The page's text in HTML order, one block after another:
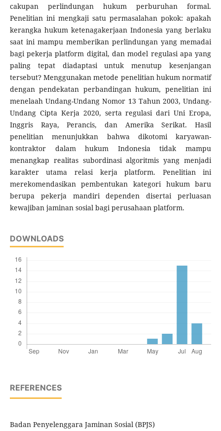
cakupan perlindungan hukum perburuhan formal.
Penelitian ini mengkaji satu permasalahan pokok: apakah
kerangka hukum ketenagakerjaan Indonesia yang berlaku
saat ini mampu memberikan perlindungan yang memadai
bagi pekerja platform digital, dan model regulasi apa yang
paling tepat diadaptasi untuk menutup kesenjangan
tersebut? Menggunakan metode penelitian hukum normatif
dengan pendekatan perbandingan hukum, penelitian ini
menelaah Undang-Undang Nomor 13 Tahun 2003, Undang-
Undang Cipta Kerja 2020, serta regulasi dari Uni Eropa,
Inggris Raya, Perancis, dan Amerika Serikat. Hasil
penelitian menunjukkan bahwa dikotomi karyawan-
kontraktor dalam hukum Indonesia tidak mampu
menangkap realitas subordinasi algoritmis yang menjadi
karakter utama relasi kerja platform. Penelitian ini
merekomendasikan pembentukan kategori hukum baru
berupa pekerja mandiri dependen disertai perluasan
kewajiban jaminan sosial bagi perusahaan platform.
DOWNLOADS
REFERENCES
Badan Penyelenggara Jaminan Sosial (BPJS)